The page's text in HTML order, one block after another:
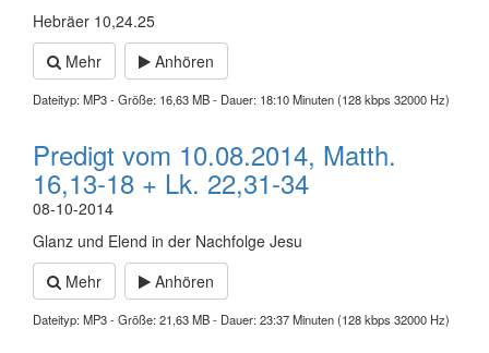
Hebräer 10,24.25
Mehr
Anhören
Dateityp: MP3 - Größe: 16,63 MB - Dauer: 18:10 Minuten (128 kbps 32000 Hz)
Predigt vom 10.08.2014, Matth.
16,13-18 + Lk. 22,31-34
08-10-2014
Glanz und Elend in der Nachfolge Jesu
Mehr
Anhören
Dateityp: MP3 - Größe: 21,63 MB - Dauer: 23:37 Minuten (128 kbps 32000 Hz)